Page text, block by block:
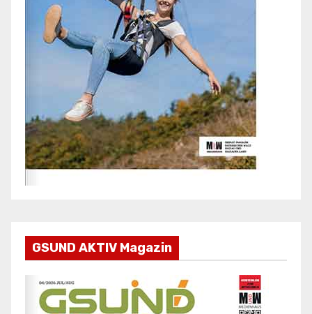
GSUND AKTIV Magazin